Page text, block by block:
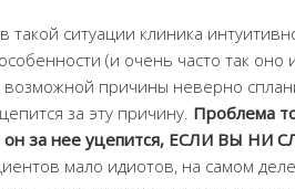
в такой ситуации клиника
(и очень часто так оно
возможной причины неверно
за эту причину. Проблема
он за нее уцепится, ЕСЛИ ВЫ
мало идиотов, на самом